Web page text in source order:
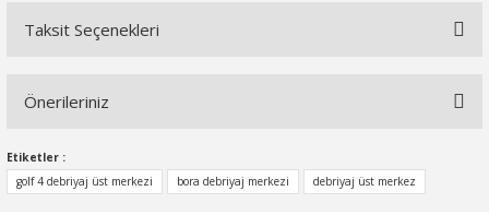
Taksit Seçenekleri
Önerileriniz
Bu ürünün fiyat bilgisi, resim, ürün açıklamalarında ve diğer
konularda yetersiz gördüğünüz noktaları öneri formunu
kullanarak tarafımıza iletebilirsiniz.
Etiketler :
golf 4 debriyaj üst merkezi
bora debriyaj merkezi debriyaj üst merkez